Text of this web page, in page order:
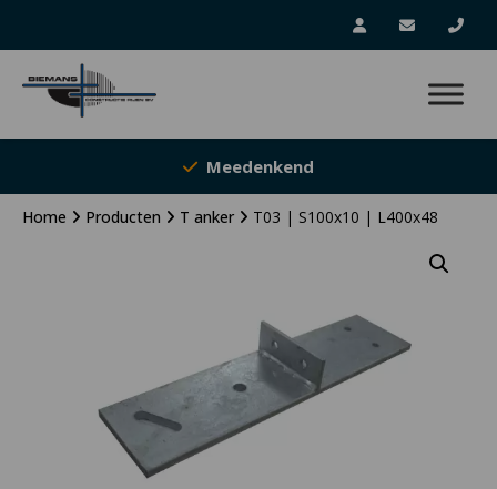
Meedenkend
Home Producten T anker T03 | S100x10 | L400x48